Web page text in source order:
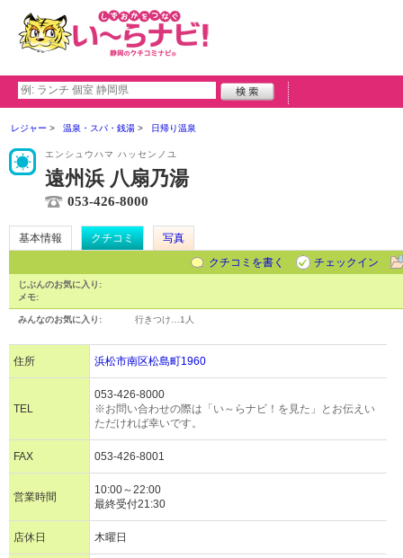
レジャー 温泉・スパ・銭湯 日帰り温泉
エンシュウハマ ハッセンノユ
遠州浜 八扇乃湯
053-426-8000
基本情報 クチコミ
写真
クチコミを書く
チェックイン
じぶんのお気に入り:
メモ:
みんなのお気に入り: 行きつけ… 1人
住所 浜松市南区松島町1960
TEL
053-426-8000
※お問い合わせの際は「い～らナビ！を見た」とお伝えい
ただければ幸いです。
FAX 053-426-8001
営業時間
10:00～22:00
最終受付21:30
店休日 木曜日